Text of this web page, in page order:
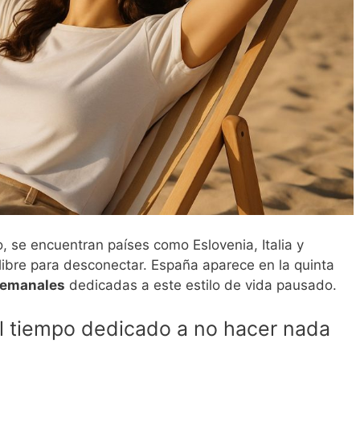
se encuentran países como Eslovenia, Italia y
para desconectar. España aparece en la quinta
dedicadas a este estilo de vida pausado.
tiempo dedicado a no hacer nada